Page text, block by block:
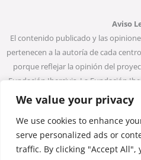
We value your privacy
We use cookies to enhance
serve personalized ads or
traffic. By clicking "Accept All",
Aviso
El contenido publicado y las
pertenecen a la autoría de cada
porque reflejar la opinión del
Fundación Ibercivis. La Fundación
todos los datos incluidos en las
Ibercivis ni ninguna persona que
responsable del uso que pueda